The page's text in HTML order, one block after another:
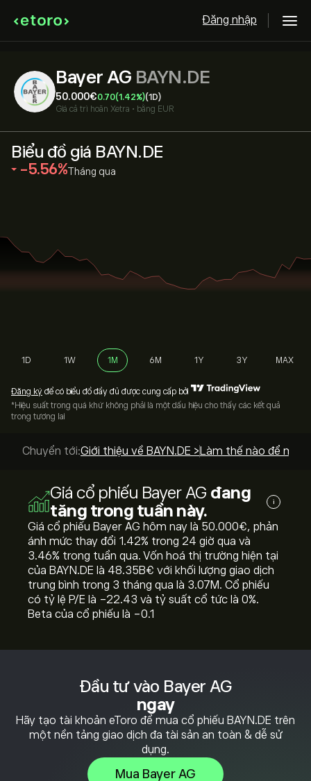
Đăng nhập
Bayer AG BAYN.DE
50.000‎€‎0.70(1.42%)(1D)
Giá cả trì hoãn Xetra • bằng EUR
Đầu tư vào Bayer AG
ngay
Hãy tạo tài khoản eToro để mua cổ phiếu BAYN.DE trên
một nền tảng giao dịch đa tài sản an toàn & dễ sử
dụng.
Mua Bayer AG
Biểu đồ giá BAYN.DE
‎-5.56‎ Tháng qua
1D 1W 1M 6M 1Y 3Y MAX
Đăng ký để có biểu đồ đầy đủ được cung cấp bởi
*Hiệu suất trong quá khứ không phải là một dấu hiệu cho thấy các kết quả
trong tương lai
Chuyển tới:Giới thiệu về BAYN.DE > Làm thế nào để
Giá cổ phiếu Bayer AG đang
tăng trong tuần này.
i
Giá cổ phiếu Bayer AG hôm nay là 50.000‎€‎, phản
ánh mức thay đổi ‎1.42‎% trong 24 giờ qua và
‎3.46‎% trong tuần qua. Vốn hoá thị trường hiện tại
của BAYN.DE là 48.35B‎€‎ với khối lượng giao dịch
trung bình trong 3 tháng qua là 3.07M. Cổ phiếu
có tỷ lệ P/E là -22.43 và tỷ suất cổ tức là 0%.
Beta của cổ phiếu là -0.1